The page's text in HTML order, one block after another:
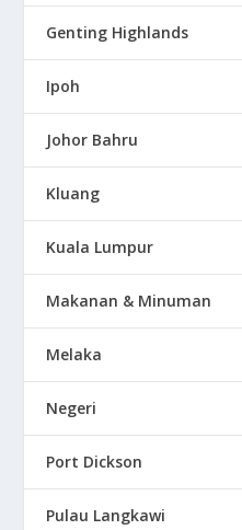
Genting Highlands
Ipoh
Johor Bahru
Kluang
Kuala Lumpur
Makanan & Minuman
Melaka
Negeri
Port Dickson
Pulau Langkawi